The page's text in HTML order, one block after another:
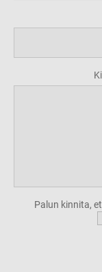
Palun kinnita,